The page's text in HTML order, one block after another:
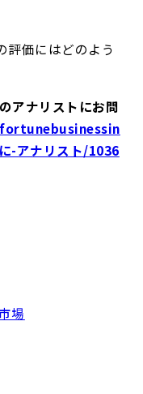
評価にはどのよう
アナリストにお問
-アナリスト/1036
場